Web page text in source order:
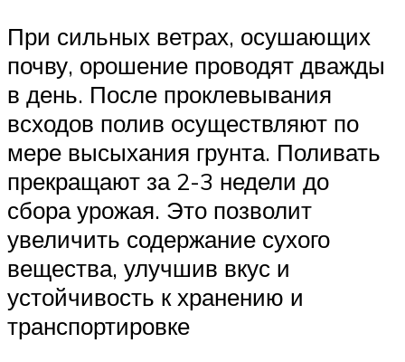
При сильных ветрах, осушающих
почву, орошение проводят дважды
в день. После проклевывания
всходов полив осуществляют по
мере высыхания грунта. Поливать
прекращают за 2-3 недели до
сбора урожая. Это позволит
увеличить содержание сухого
вещества, улучшив вкус и
устойчивость к хранению и
транспортировке